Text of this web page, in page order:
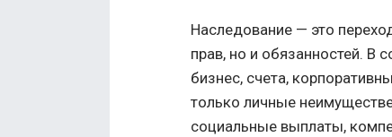
Наследование — это
прав, но и обязанностей. В
бизнес, счета,
только личные
социальные выплаты,